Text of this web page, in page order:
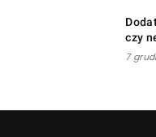
czy
7